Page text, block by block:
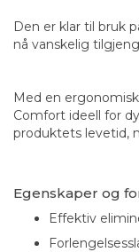
Den er klar til bruk
nå vanskelig
Med en
Comfort ideell for
produktets levetid,
Egenskaper og
Effektiv